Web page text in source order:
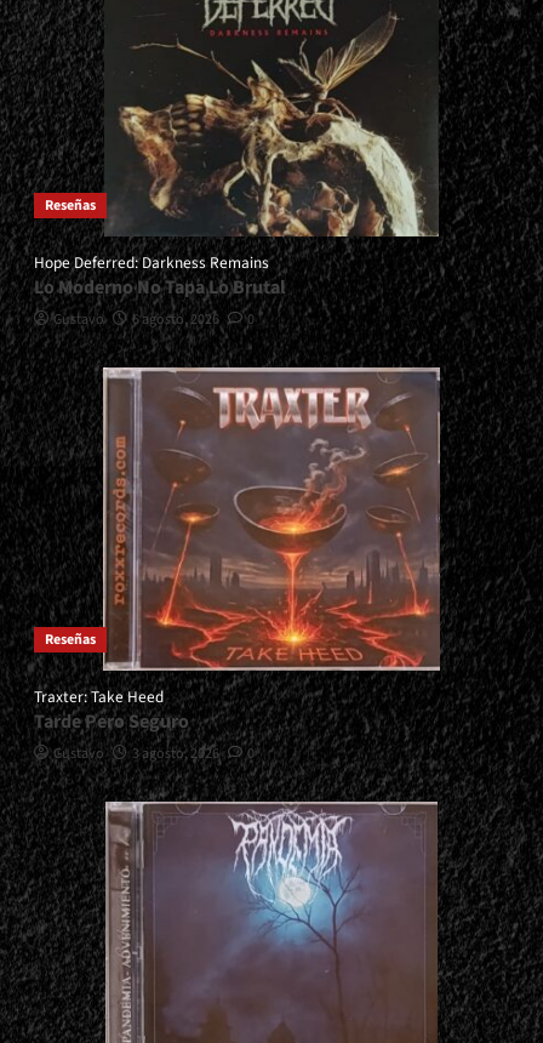
Reseñas
Hope Deferred: Darkness Remains
Lo Moderno No Tapa Lo Brutal
Gustavo 6 agosto, 2026 0
Reseñas
Traxter: Take Heed
Tarde Pero Seguro
Gustavo 3 agosto, 2026 0